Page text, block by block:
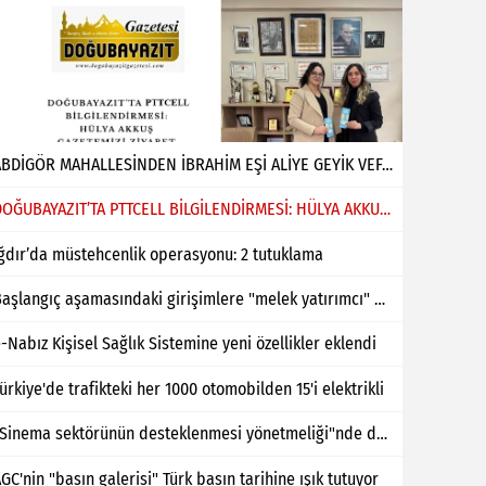
ABDİGÖR MAHALLESİNDEN İBRAHİM EŞİ ALİYE GEYİK VEFAT ETMİŞTİR
DOĞUBAYAZIT’TA PTTCELL BİLGİLENDİRMESİ: HÜLYA AKKUŞ GAZETEMİZİ ZİYARET ETTİ
müstehcenlik operasyonu: 2 tutuklama
Başlangıç aşamasındaki girişimlere "melek yatırımcı" desteği
Nabız Kişisel Sağlık Sistemine yeni özellikler eklendi
trafikteki her 1000 otomobilden 15'i elektrikli
"Sinema sektörünün desteklenmesi yönetmeliği"nde değişiklik yapıldı
"basın galerisi" Türk basın tarihine ışık tutuyor